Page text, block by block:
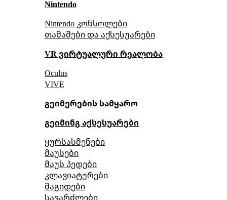
Nintendo
Nintendo კონსოლები
თამაშები და აქსესუარები
VR ვირტუალური რეალობა
Oculus
VIVE
გეიმერების სამყარო
გეიმინგ აქსესუარები
ყურსასმენები
მაუსები
მაუს პედები
კლავიატურები
მაგიდები
სავარძლები